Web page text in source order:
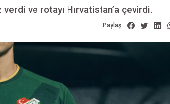
ve rotayı Hırvatistan’a çevirdi.
Paylaş